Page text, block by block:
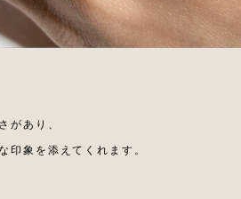
があり、
印象を添えてくれます。